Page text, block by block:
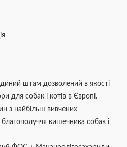
штам дозволений в якості
для собак і котів в Європі.
з найбільш вивчених
кишечника собак і